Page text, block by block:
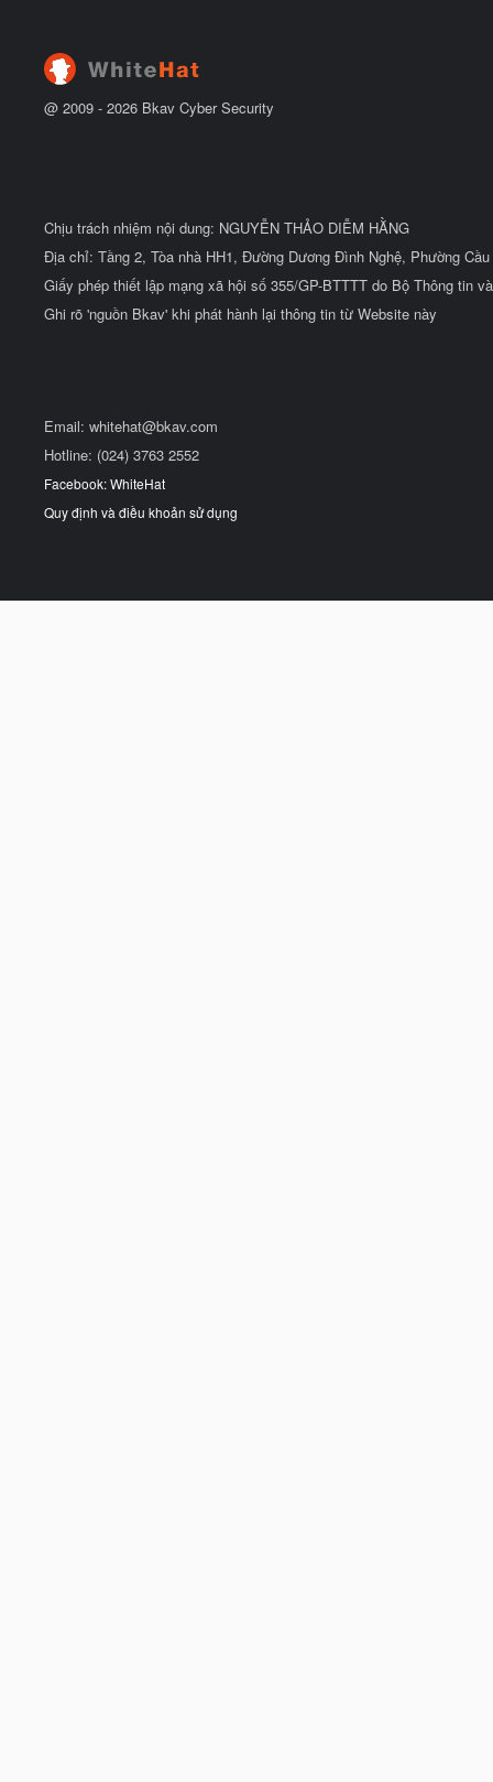
u
@ 2009 - 2026 Bkav Cyber Security
Chịu trách nhiệm nội dung: NGUYỄN THẢO DIỄM HẰNG
Địa chỉ: Tầng 2, Tòa nhà HH1, Đường Dương Đình Nghệ, Phường
Giấy phép thiết lập mạng xã hội số 355/GP-BTTTT do Bộ Thông tin
Ghi rõ 'nguồn Bkav' khi phát hành lại thông tin từ Website này
Email: whitehat@bkav.com
Hotline: (024) 3763 2552
Facebook: WhiteHat
Quy định và điều khoản sử dụng